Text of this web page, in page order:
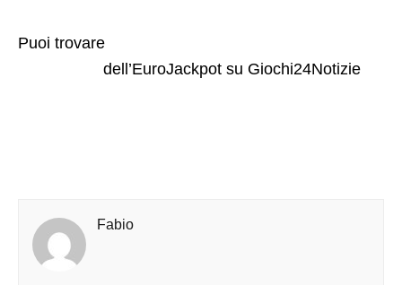
Puoi trovare
dell’EuroJackpot su Giochi24Notizie
Fabio